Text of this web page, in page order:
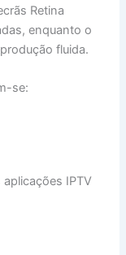
Retina
enquanto o
fluida.
se:
IPTV